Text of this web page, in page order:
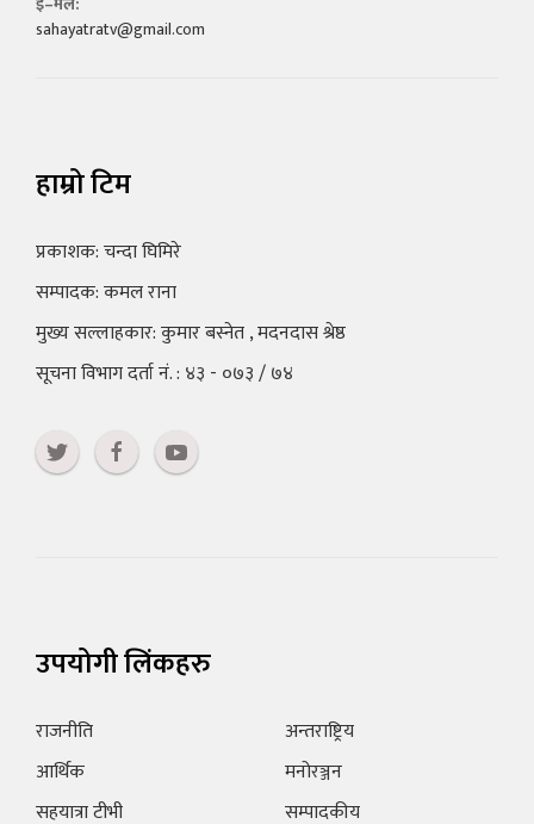
sahayatratv@gmail.com
हाम्रो टिम
प्रकाशक: चन्दा घिमिरे
सम्पादक: कमल राना
मुख्य सल्लाहकार: कुमार बस्नेत , मदनदास श्रेष्ठ
सूचना विभाग दर्ता नं. : ४३ - ०७३ / ७४
उपयोगी लिंकहरु
राजनीति
आर्थिक
सहयात्रा टीभी
अन्तराष्ट्रिय
मनोरञ्जन
सम्पादकीय